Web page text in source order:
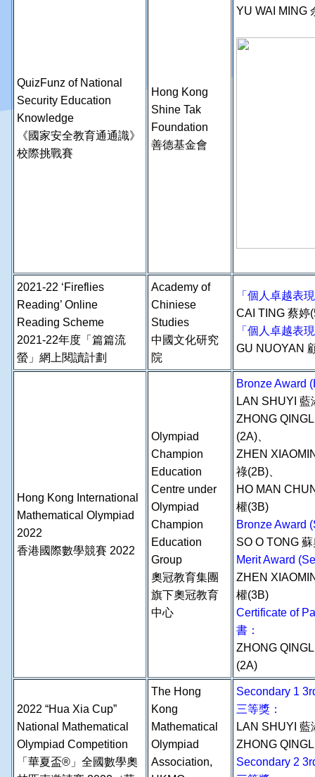
QuizFunz of National
Security Education
Knowledge
《國家安全教育通通識》
校際挑戰賽
Hong Kong
Shine Tak
Foundation
善德基金會
YU WAI MING
2021-22 ‘Fireflies
Reading’ Online
Reading Scheme
2021-22年度「篇篇流
螢」網上閱讀計劃
Academy of
Chiniese
Studies
中國文化研究
院
「個人卓越表
CAI TING 蔡婷
「個人卓越表
GU NUOYAN
Hong Kong International
Mathematical Olympiad
2022
香港國際數學競賽 2022
Olympiad
Champion
Education
Centre under
Olympiad
Champion
Education
Group
奧冠教育集團
旗下奧冠教育
中心
Bronze Award
LAN SHUYI 藍
ZHONG
(2A)、
ZHEN
祿(2B)、
HO MAN
權(3B)
Bronze Award
SO O TONG
Merit Award
ZHEN
權(3B)
Certificate of
書：
ZHONG
(2A)
2022 “Hua Xia Cup”
National Mathematical
Olympiad Competition
「華夏盃®」全國數學奧
The Hong
Kong
Mathematical
Olympiad
Association,
Secondary 1
三等獎：
LAN SHUYI 藍
ZHONG
Secondary 2